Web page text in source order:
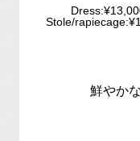
Stole/
鮮やか